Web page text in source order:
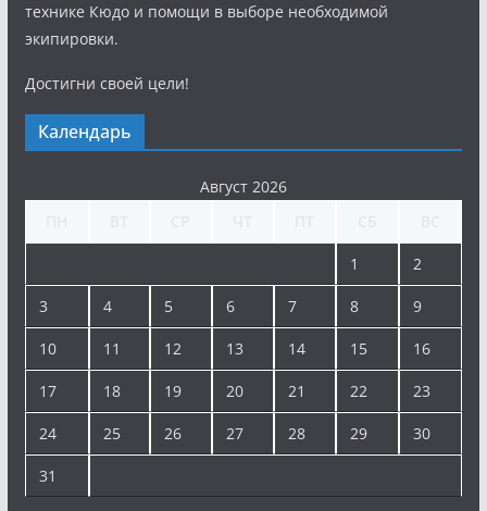
технике Кюдо и помощи в выборе необходимой
экипировки.
Достигни своей цели!
Календарь
Август 2026
1 2
3 4 5 6 7 8 9
10 11 12 13 14 15 16
17 18 19 20 21 22 23
24 25 26 27 28 29 30
31